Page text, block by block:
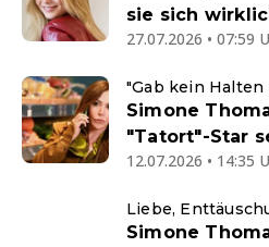
sie sich
27.07.2026 • 07:59
"Gab kein Halten
Simone
"Tatort"-Star
12.07.2026 • 14:35
Liebe,
Simone